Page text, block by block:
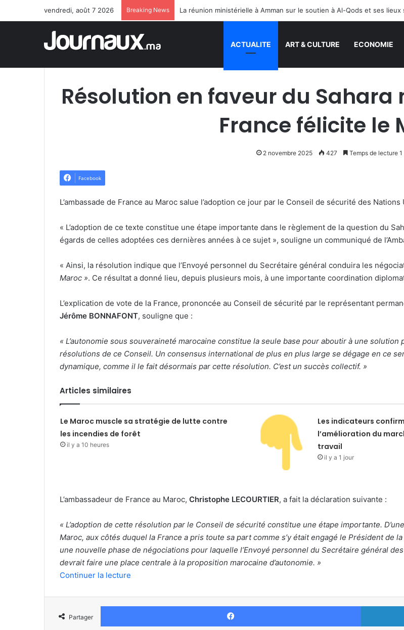
vendredi, août 7 2026 Breaking News
ACTUALITE ART & CULTURE ECONOMIE
Résolution en faveur du Sahara
France félicite le
2 novembre 2025 427 Temps de lecture
Facebook
L’ambassade de France au Maroc salue l’adoption ce jour par le Conseil de sécurité des
« L’adoption de ce texte constitue une étape importante dans le règlement de la question du
égards de celles adoptées ces dernières années à ce sujet », souligne un communiqué de
« Ainsi, la résolution indique que l’Envoyé personnel du Secrétaire général conduira les
Maroc ». Ce résultat a donné lieu, depuis plusieurs mois, à une importante coordination
L’explication de vote de la France, prononcée au Conseil de sécurité par le représentant
Jérôme BONNAFONT, souligne que :
« L’autonomie sous souveraineté marocaine constitue la seule base pour aboutir à une
résolutions de ce Conseil. Un consensus international de plus en plus large se dégage en ce
dynamique, comme il le fait désormais par cette résolution. C’est un succès collectif. »
Articles similaires
Le Maroc muscle sa stratégie de lutte contre
les incendies de forêt
il y a 10 heures
Les indicateurs
l’amélioration du
travail
il y a 1 jour
L’ambassadeur de France au Maroc, Christophe LECOURTIER, a fait la déclaration suivante :
« L’adoption de cette résolution par le Conseil de sécurité constitue une étape importante.
Maroc, aux côtés duquel la France a pris toute sa part comme s’y était engagé le Président de
une nouvelle phase de négociations pour laquelle l’Envoyé personnel du Secrétaire général
devrait faire une place centrale à la proposition marocaine d’autonomie. »
Continuer la lecture
Partager
Facebook